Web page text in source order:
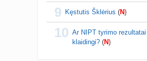
9 Kęstutis Šklėrius (N)
10 Ar NIPT tyrimo rezultatai
klaidingi? (N)